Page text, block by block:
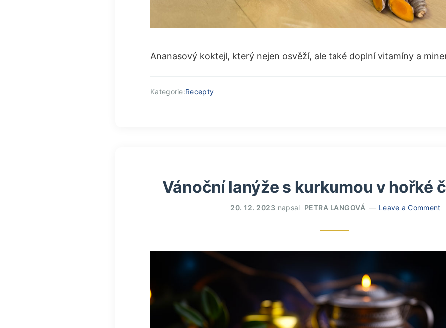
Ananasový koktejl, který nejen osvěží, ale také doplní vitamíny a
Kategorie:Recepty
Vánoční lanýže s kurkumou v hořké
20. 12. 2023 napsal PETRA LANGOVÁ Leave a Comment